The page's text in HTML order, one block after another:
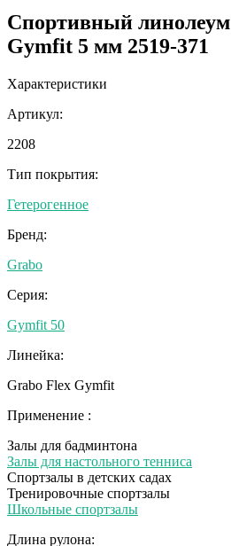
Спортивный
Gymfit 5 мм 2519-371
Характеристики
Артикул:
2208
Тип покрытия:
Гетерогенное
Бренд:
Grabo
Серия:
Gymfit 50
Линейка:
Grabo Flex Gymfit
Применение :
Залы для бадминтона
Залы для настольного тенниса
Спортзалы в детских садах
Тренировочные спортзалы
Школьные спортзалы
Длина рулона: